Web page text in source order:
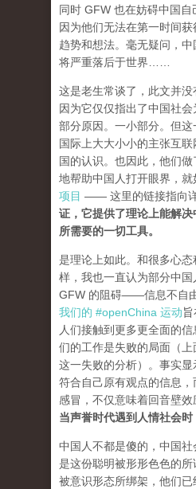
同时 GFW 也在妨碍中国自
因为他们无法在第一时间
趋势和想法。毫无疑问，
将严重落后于世界……
这是老生常谈了，此文并没
因为它仅仅指出了中国社
部分原因。一小部分。但
国际上大大小小的主张互
国的认识。也因此，他们
地帮助中国人打开眼界，就
项目 —— 这里的链接指向详
证，它提供了理论上能解决
所需要的一切工具。
是理论上如此。和很多心
样，我也一直认为部分中
GFW 的阻碍——信息不自
我们的 #openChina 运动
人们接触到更多更全面的
们的工作是失败的局面（
这一失败的分析）。事实
符合自己原有观点的信息
感冒，不仅意味着回音壁效
当声誉时代遇到人情社会
中国人不都是傻的，中国社
是这份聪明被形形色色的所
被意识形态所绑架，他们